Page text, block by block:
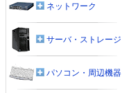
ネットワーク
サーバ・ストレージ
パソコン・周辺機器